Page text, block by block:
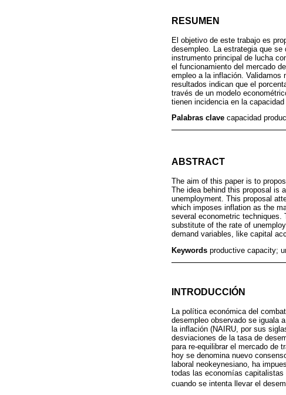
RESUMEN
El objetivo de este trabajo es
desempleo. La estrategia que
instrumento principal de lucha
el funcionamiento del mercado
empleo a la inflación.
resultados indican que el
través de un modelo
tienen incidencia en la capacidad
Palabras clave capacidad
ABSTRACT
The aim of this paper is to
The idea behind this proposal is
unemployment. This proposal
which imposes inflation as the
several econometric techniques.
substitute of the rate of
demand variables, like capital
Keywords productive capacity;
INTRODUCCIÓN
La política económica del
desempleo observado se iguala
la inflación (NAIRU, por sus
desviaciones de la tasa de
para re-equilibrar el mercado de
hoy se denomina nuevo
laboral neokeynesiano, ha
todas las economías
cuando se intenta llevar el